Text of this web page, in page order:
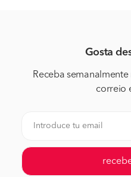
Gosta
Receba
correio